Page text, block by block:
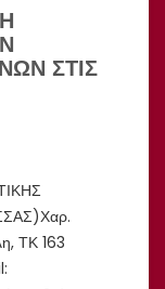
ΣΤΙΣ
ΤΚ 163